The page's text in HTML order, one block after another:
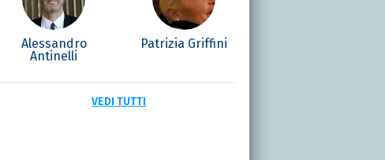
Alessandro
Antinelli
Patrizia Griffini
VEDI TUTTI